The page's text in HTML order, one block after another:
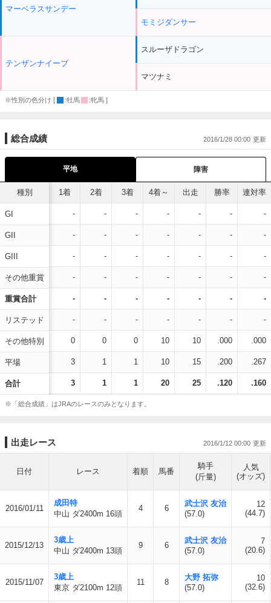
マーベラスサンデー
テンザンナイーブ
モミジダンサー
スルーザドラゴン
マツナミ
※性別の色分け [ :牡馬 :牝馬 ]
総合成績 2016/1/28 00:00
平地 障害
種別
GI
GII
GIII
その他重賞
重賞合計
リステッド
その他特別
平場
合計
1着 2着 3着 4着～ 出走 勝率 連対率
- - - - - - -
- - - - - - -
- - - - - - -
- - - - - - -
- - - - - - -
- - - - - - -
0 0 0 10 10 .000 .000
3 1 1 10 15 .200 .267
3 1 1 20 25 .120 .160
※「総合成績」はJRAのレースのみとなります。
出走レース 2016/1/12 00:00
日付 レース 着順 馬番
騎手
(斤量)
人気
(オッズ)
2016/01/11
成田特
中山 ダ2400m 16頭
4 6
武士沢 友治
(57.0)
12
(44.7)
2015/12/13
3歳上
中山 ダ2400m 13頭
9 6
武士沢 友治
(57.0)
7
(20.6)
2015/11/07
3歳上
東京 ダ2100m 12頭
11 8
大野 拓弥
(57.0)
10
(32.6)